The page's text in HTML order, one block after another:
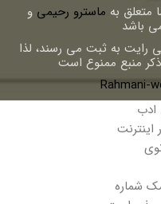
متعلق به ماسترو رحیمی و
باشد
رایت به ثبت می رسند، لذا
منبع ممنوع است
Rahmani-
اینترنت
شماره